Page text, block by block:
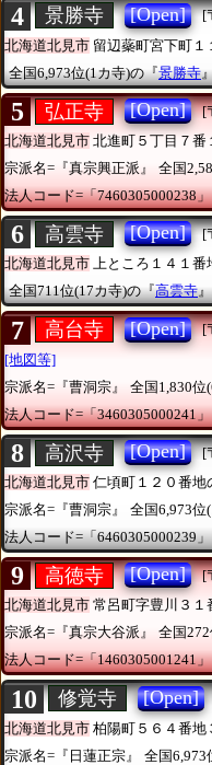
4 景勝寺 [Open]
[
北海道北見市 留辺蘂町宮下町１
全国6,973位(1カ寺)の『景勝寺
5 弘正寺 [Open]
[
北海道北見市 北進町５丁目７番
宗派名=『真宗興正派』
全国
法人コード=「7460305000238」
6 高雲寺 [Open]
[
北海道北見市 上ところ１４１番
全国711位(17カ寺)の『高雲寺
7 高台寺 [Open] [
[地図等]
宗派名=『曹洞宗』
全国1,830位
法人コード=「3460305000241」
8 高沢寺 [Open]
[
北海道北見市 仁頃町１２０番地
宗派名=『曹洞宗』
全国6,973位
法人コード=「6460305000239」
9 高徳寺 [Open]
[
北海道北見市 常呂町字豊川３１
宗派名=『真宗大谷派』
全国
法人コード=「1460305001241」
10 修覚寺 [Open]
北海道北見市 柏陽町５６４番地
宗派名=『日蓮正宗』
全国6,973